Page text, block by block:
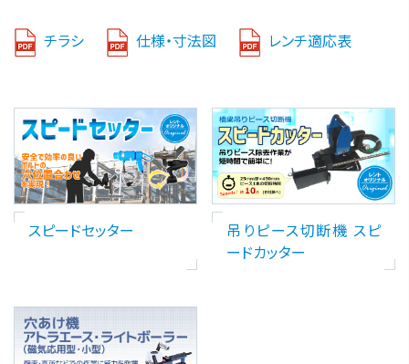
チラシ 仕様・寸法図 レンチ適応表
スピードセッター
吊りピース切断機 スピ
ードカッター